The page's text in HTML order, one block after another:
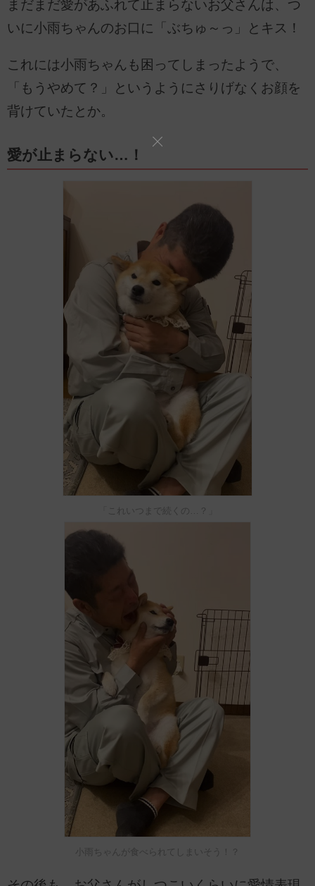
まだまだ愛があふれて止まらないお父さんは、つ
いに小雨ちゃんのお口に「ぶちゅ～っ」とキス！
これには小雨ちゃんも困ってしまったようで、
「もうやめて？」というようにさりげなくお顔を
背けていたとか。
愛が止まらない…！
「これいつまで続くの…？」
小雨ちゃんが食べられてしまいそう！？